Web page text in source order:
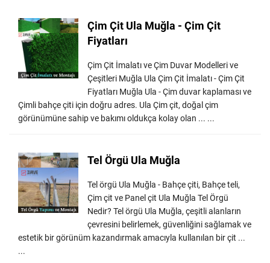
Çim Çit Ula Muğla - Çim Çit
Fiyatları
Çim Çit İmalatı ve Çim Duvar Modelleri ve
Çeşitleri Muğla Ula Çim Çit İmalatı - Çim Çit
Fiyatları Muğla Ula - Çim duvar kaplaması ve
Çimli bahçe çiti için doğru adres. Ula Çim çit, doğal çim
görünümüne sahip ve bakımı oldukça kolay olan ... ...
Tel Örgü Ula Muğla
Tel örgü Ula Muğla - Bahçe çiti, Bahçe teli,
Çim çit ve Panel çit Ula Muğla Tel Örgü
Nedir? Tel örgü Ula Muğla, çeşitli alanların
çevresini belirlemek, güvenliğini sağlamak ve
estetik bir görünüm kazandırmak amacıyla kullanılan bir çit ...
...